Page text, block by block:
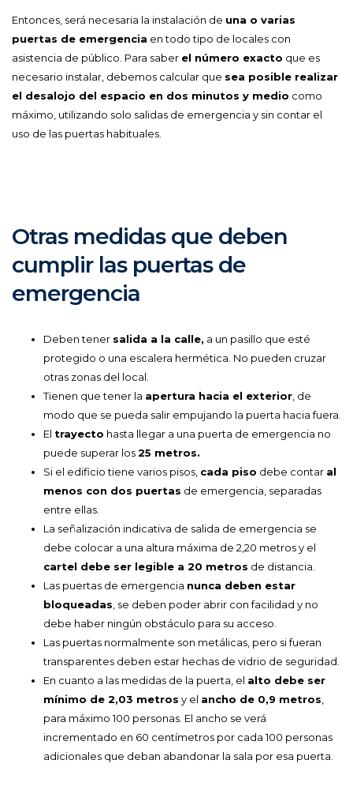
Entonces, será necesaria la instalación de una o varias
puertas de emergencia en todo tipo de locales con
asistencia de público. Para saber el número exacto que es
necesario instalar, debemos calcular que sea posible realizar
el desalojo del espacio en dos minutos y medio como
máximo, utilizando solo salidas de emergencia y sin contar el
uso de las puertas habituales.
Otras medidas que deben
cumplir las puertas de
emergencia
Deben tener salida a la calle, a un pasillo que esté
protegido o una escalera hermética. No pueden cruzar
otras zonas del local.
Tienen que tener la apertura hacia el exterior , de
modo que se pueda salir empujando la puerta hacia fuera.
El trayecto hasta llegar a una puerta de emergencia no
puede superar los25 metros.
Si el edificio tiene varios pisos, cada piso debe contar al
menos con dos puertas de emergencia, separadas
entre ellas.
La señalización indicativa de salida de emergencia se
debe colocar a una altura máxima de 2,20 metros y el
cartel debe ser legible a 20 metros de distancia.
Las puertas de emergencia nunca deben estar
bloqueadas , se deben poder abrir con facilidad y no
debe haber ningún obstáculo para su acceso.
Las puertas normalmente son metálicas, pero si fueran
transparentes deben estar hechas de vidrio de seguridad.
En cuanto a las medidas de la puerta, el alto debe ser
mínimo de 2,03 metros y el ancho de 0,9 metros
para máximo 100 personas. El ancho se verá
incrementado en 60 centímetros por cada 100 personas
adicionales que deban abandonar la sala por esa puerta.